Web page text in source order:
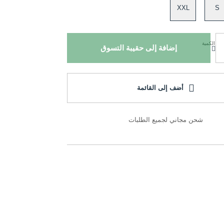
S
XXL
الكمية
إضافة إلى حقيبة التسوق
أضف إلى القائمة
شحن مجاني لجميع الطلبات